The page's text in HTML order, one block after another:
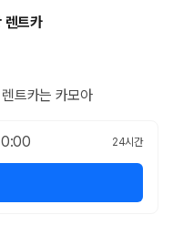
렌트카
렌트카는 카모아
24시간